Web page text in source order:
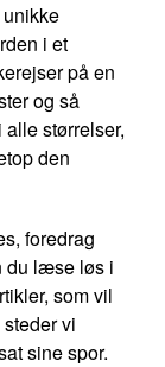
i et
på en
og så
størrelser,
den
foredrag
du læse løs i
som vil
vi
sine spor.